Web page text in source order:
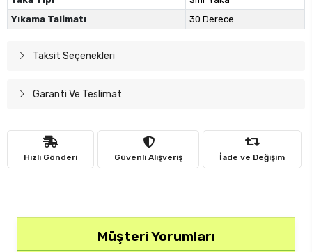
Yıkama Talimatı
30 Derece
Taksit Seçenekleri
Garanti Ve Teslimat
Hızlı Gönderi Güvenli Alışveriş İade ve Değişim
Müşteri Yorumları